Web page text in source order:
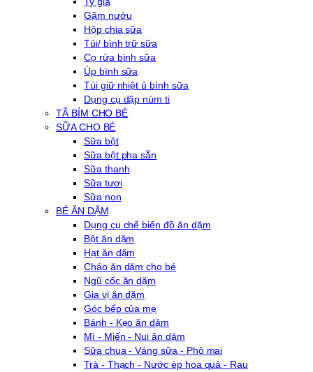
Gặm nướu
Hộp chia sữa
Túi/ bình trữ sữa
Cọ rửa bình sữa
Úp bình sữa
Túi giữ nhiệt ủ bình sữa
Dụng cụ dập núm ti
TÃ BỈM CHO BÉ
SỮA CHO BÉ
Sữa bột
Sữa bột pha sẵn
Sữa thanh
Sữa tươi
Sữa non
BÉ ĂN DẶM
Dụng cụ chế biến đồ ăn dặm
Bột ăn dặm
Hạt ăn dặm
Cháo ăn dặm cho bé
Ngũ cốc ăn dặm
Gia vị ăn dặm
Góc bếp của mẹ
Bánh - Kẹo ăn dặm
Mì - Miến - Nui ăn dặm
Sữa chua - Váng sữa - Phô mai
Trà - Thạch - Nước ép hoa quả - Rau